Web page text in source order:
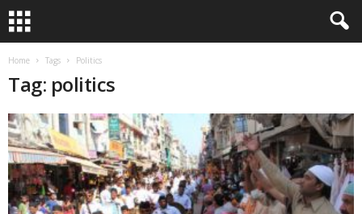
Home Tags Politics
Tag: politics